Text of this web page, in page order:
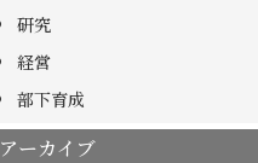
研究
経営
部下育成
アーカイブ